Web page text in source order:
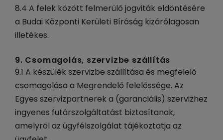
8.4 A felek között felmerülő jogviták eldöntésére
a Budai Központi Kerületi Bíróság kizárólagosan
illetékes.
9. Csomagolás, szervizbe szállítás
9.1 A készülék szervizbe szállítása és megfelelő
csomagolása a Megrendelő felelőssége. Az
Egyes szervizpartnerek a (garanciális) szervizhez
ingyenes futárszolgáltatást biztosítanak,
amelyről az ügyfélszolgálat tájékoztatja az